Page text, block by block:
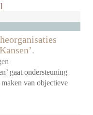
gaat ondersteuning
van objectieve